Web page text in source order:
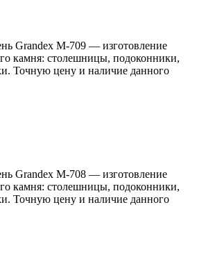
Grandex M-709 — изготовление
камня: столешницы, подоконники,
Точную цену и наличие данного
Grandex M-708 — изготовление
камня: столешницы, подоконники,
Точную цену и наличие данного